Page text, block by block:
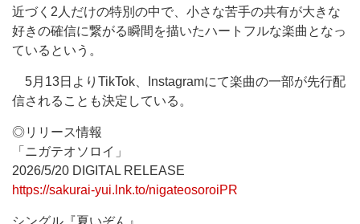
近づく2人だけの特別の中で、小さな苦手の共有が大きな
好きの確信に繋がる瞬間を描いたハートフルな楽曲となっ
ているという。
5月13日よりTikTok、Instagramにて楽曲の一部が先行配
信されることも決定している。
◎リリース情報
「ニガテオソロイ」
2026/5/20 DIGITAL RELEASE
https://sakurai-yui.lnk.to/nigateosoroiPR
シングル『夏いぞん』